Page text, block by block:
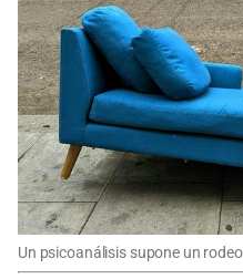
Un psicoanálisis supone un